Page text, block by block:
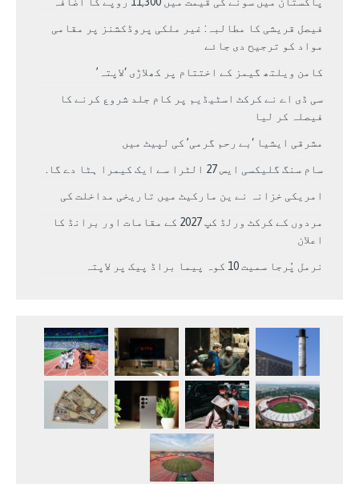
فیصل قریشی کا مطالبہ: غیر ملکی پروڈکشنز پر مقامی
مواد کو ترجیح دی جائے
کامن ویلتھ گیمز کے اختتام پر کھلاڑی ‘لاپتہ’
سی ڈی اے نے کرکٹ اسٹیڈیم پر کام جلد شروع کرنے کا
فیصلہ کر لیا
مشرقی ایشیا ‘بے رحم گرمی’ کی لپیٹ میں
سام سنگ گلیکسی ایس 27 الٹرا سے ایک کیمرا ہٹا دے گا.
امریکی خزانہ نے ین مارکیٹ میں تاریخی مداخلت کی
مردوں کے کرکٹ ورلڈ کپ 2027 کے مقامات اور برانڈ کا
اعلان
نرمل پُرجا سمیت 10 کوہ پیما براڈ پیک پر لاپتہ